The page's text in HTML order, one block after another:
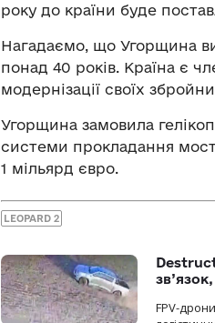
року до країни буде
Нагадаємо, що Угорщина
понад 40 років. Країна є
модернізації своїх
Угорщина замовила
системи прокладання
1 мільярд євро.
LEOPARD 2
FPV-